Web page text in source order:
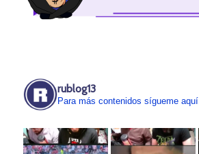
rublog13
Para más contenidos sígueme aquí.